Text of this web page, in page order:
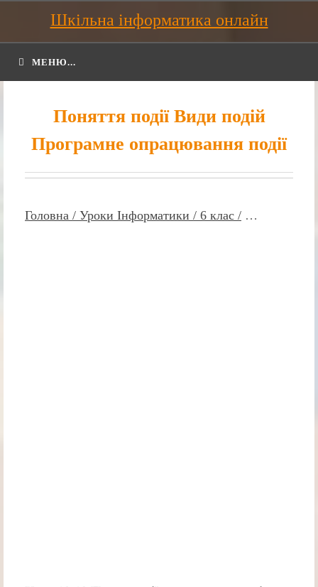
Шкільна інформатика онлайн
МЕНЮ...
Поняття події Види подій
Програмне опрацювання події
Головна / Уроки Інформатики / 6 клас / …